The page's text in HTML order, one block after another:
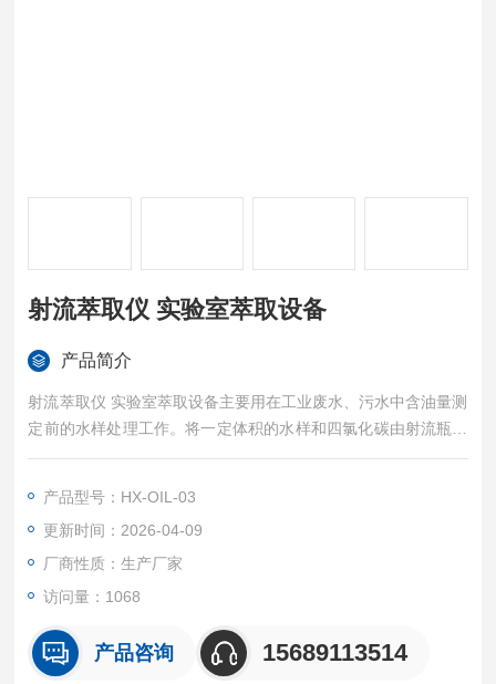
射流萃取仪 实验室萃取设备
产品简介
射流萃取仪 实验室萃取设备主要用在工业废水、污水中含油量测
定前的水样处理工作。将一定体积的水样和四氯化碳由射流瓶口
倒入储样瓶中，打开真空泵将四氯化碳和水样通过射流瓶尾部细
四氯化碳从储样瓶吸到射流瓶的底部，当水样吸到射流瓶时，水
样已经经过四氯化碳，得到部分萃取。
产品型号：HX-OIL-03
更新时间：2026-04-09
厂商性质：生产厂家
访问量：1068
产品咨询 15689113514